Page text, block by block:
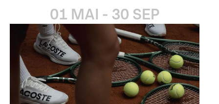
01 MAI - 30 SEP